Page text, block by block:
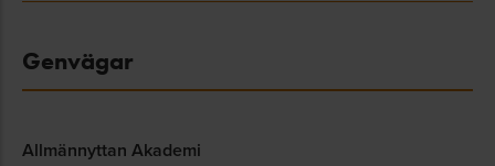
Genvägar
Allmännyttan Akademi